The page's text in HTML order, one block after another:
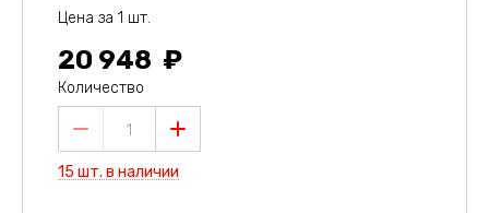
Цена за 1 шт.
20 948
Количество
1
15 шт. в наличии